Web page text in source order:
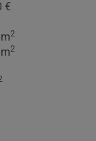
€
2
2